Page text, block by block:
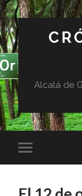
Alcalá de